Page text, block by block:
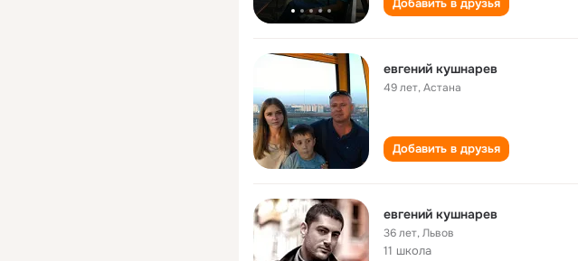
Добавить в друзья
евгений кушнарев
49 лет,Астана
Добавить в друзья
евгений кушнарев
36 лет,Львов
11 школа